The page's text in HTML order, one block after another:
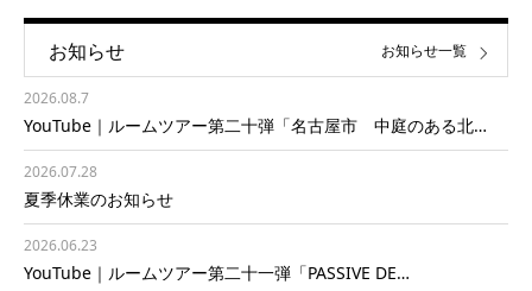
お知らせ
2026.08.7
YouTube｜ルームツアー第二十弾「名古屋市 中庭のある北…
2026.07.28
夏季休業のお知らせ
2026.06.23
YouTube｜ルームツアー第二十一弾「PASSIVE DE…
お知らせ一覧